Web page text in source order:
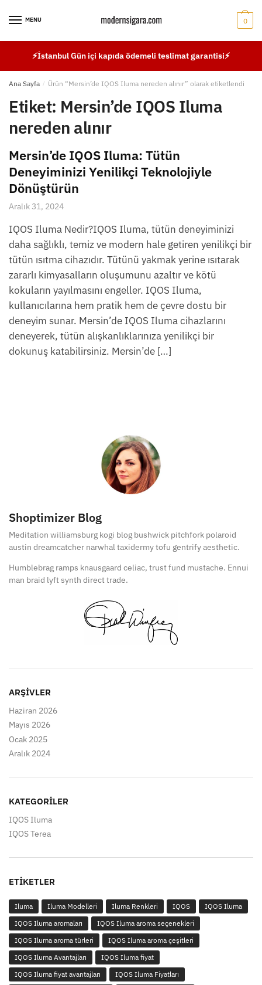
MENU 0
⚡İstanbul Gün içi kapıda ödemeli teslimat garantisi⚡
Ana Sayfa / Ürün “Mersin’de IQOS Iluma nereden alınır” olarak etiketlendi
Etiket: Mersin’de IQOS Iluma
nereden alınır
Mersin’de IQOS Iluma: Tütün
Deneyiminizi Yenilikçi Teknolojiyle
Dönüştürün
Aralık 31, 2024
IQOS Iluma Nedir?IQOS Iluma, tütün deneyiminizi
daha sağlıklı, temiz ve modern hale getiren yenilikçi bir
tütün ısıtma cihazıdır. Tütünü yakmak yerine ısıtarak
zararlı kimyasalların oluşumunu azaltır ve kötü
kokuların yayılmasını engeller. IQOS Iluma,
kullanıcılarına hem pratik hem de çevre dostu bir
deneyim sunar. Mersin’de IQOS Iluma cihazlarını
deneyerek, tütün alışkanlıklarınıza yenilikçi bir
dokunuş katabilirsiniz. Mersin’de […]
Shoptimizer Blog
Meditation williamsburg kogi blog bushwick pitchfork polaroid
austin dreamcatcher narwhal taxidermy tofu gentrify aesthetic.
Humblebrag ramps knausgaard celiac, trust fund mustache. Ennui
man braid lyft synth direct trade.
ARŞIVLER
Haziran 2026
Mayıs 2026
Ocak 2025
Aralık 2024
KATEGORILER
IQOS Iluma
IQOS Terea
ETIKETLER
Iluma Iluma Modelleri Iluma Renkleri IQOS
IQOS Iluma
IQOS Iluma aromaları
IQOS Iluma aroma seçenekleri
IQOS Iluma aroma türleri
IQOS Iluma aroma çeşitleri
IQOS Iluma Avantajları
IQOS Iluma fiyat
IQOS Iluma fiyat avantajları
IQOS Iluma Fiyatları